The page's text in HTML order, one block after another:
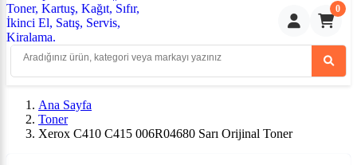
0
Ana Sayfa
Toner
Xerox C410 C415 006R04680 Sarı Orijinal Toner